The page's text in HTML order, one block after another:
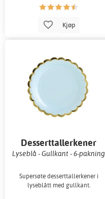
Kjøp
Desserttallerkener
Lyseblå - Gullkant - 6-pakning
Supersøte desserttallerkener i
lyseblått med gullkant.